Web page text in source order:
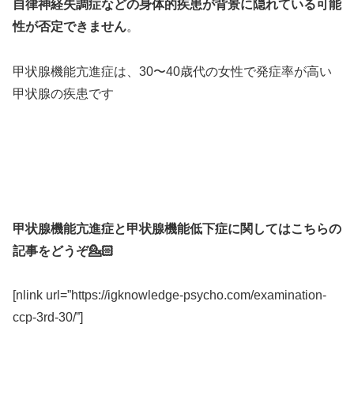
自律神経失調症などの身体的疾患が背景に隠れている可能
性が否定できません。
甲状腺機能亢進症は、30〜40歳代の女性で発症率が高い
甲状腺の疾患です
甲状腺機能亢進症と甲状腺機能低下症に関してはこちらの
記事をどうぞ💁🏻
[nlink url=”https://igknowledge-psycho.com/examination-
ccp-3rd-30/”]